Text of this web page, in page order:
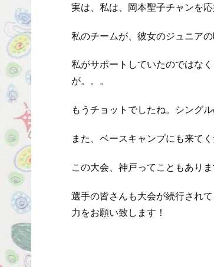
実は、私は、岡本聖子チャンを応
私のチームが、彼女のジュニア
私がサポートしていたのではな
が。。。
もうチョットでしたね。 シング
また、ベースキャンプにも来てく
この大会、神戸ってこともあり
選手の皆さんも大会が続行され
力をお願い致します！